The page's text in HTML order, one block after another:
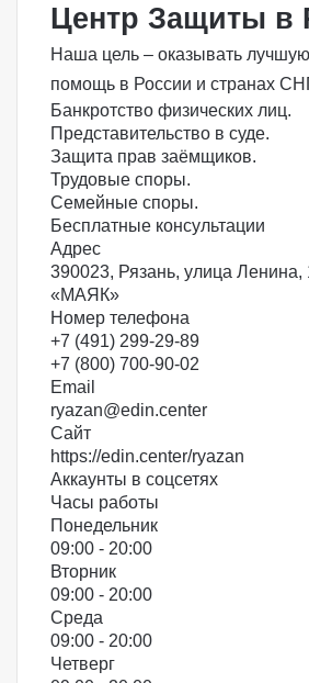
Центр Защиты в
Наша цель – оказывать лучшую
помощь в России и странах
Банкротство физических лиц.
Представительство в суде.
Защита прав заёмщиков.
Трудовые споры.
Семейные споры.
Бесплатные консультации
Адрес
390023, Рязань, улица Ленина,
«МАЯК»
Номер телефона
+7 (491) 299-29-89
+7 (800) 700-90-02
Email
ryazan@edin.center
Сайт
https://edin.center/ryazan
Аккаунты в соцсетях
Часы работы
Понедельник
09:00 - 20:00
Вторник
09:00 - 20:00
Среда
09:00 - 20:00
Четверг